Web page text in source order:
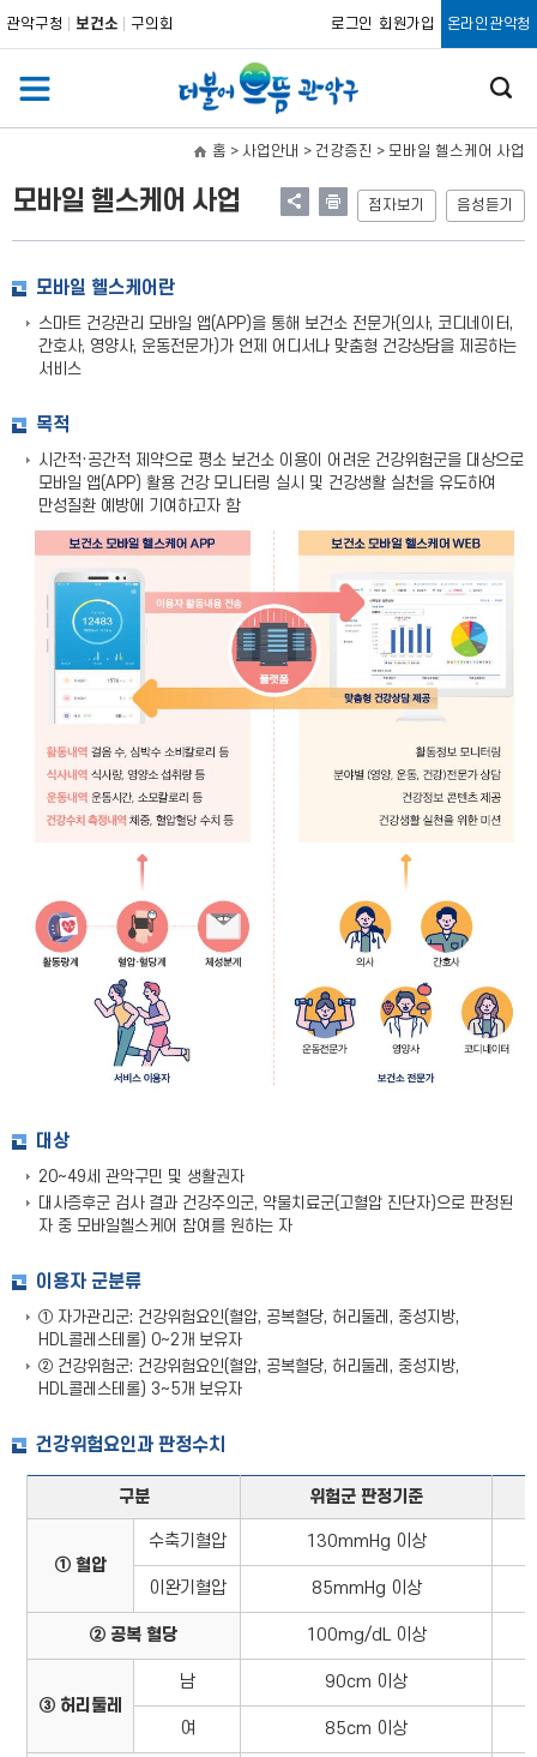
관악구청 보건소 구의회 로그인 회원가입 온라인관악청
홈 > 사업안내 > 건강증진 > 모바일 헬스케어 사업
모바일 헬스케어 사업 점자보기 음성듣기
모바일 헬스케어란
스마트 건강관리 모바일 앱(APP)을 통해 보건소 전문가(의사, 코디네이터,
간호사, 영양사, 운동전문가)가 언제 어디서나 맞춤형 건강상담을 제공하는
서비스
목적
시간적·공간적 제약으로 평소 보건소 이용이 어려운 건강위험군을 대상으로
모바일 앱(APP) 활용 건강 모니터링 실시 및 건강생활 실천을 유도하여
만성질환 예방에 기여하고자 함
대상
20~49세 관악구민 및 생활권자
대사증후군 검사 결과 건강주의군, 약물치료군(고혈압 진단자)으로 판정된
자 중 모바일헬스케어 참여를 원하는 자
이용자 군분류
① 자가관리군: 건강위험요인(혈압, 공복혈당, 허리둘레, 중성지방,
HDL콜레스테롤) 0~2개 보유자
② 건강위험군: 건강위험요인(혈압, 공복혈당, 허리둘레, 중성지방,
HDL콜레스테롤) 3~5개 보유자
건강위험요인과 판정수치
구분 위험군 판정기준
① 혈압
수축기혈압 130mmHg 이상
이완기혈압 85mmHg 이상
② 공복 혈당 100mg/dL 이상
③ 허리둘레
남 90cm 이상
여 85cm 이상